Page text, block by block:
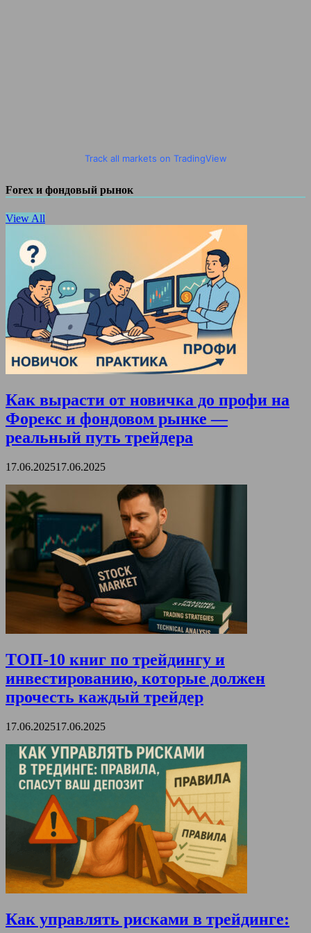
Track all markets on TradingView
Forex и фондовый рынок
View All
Как вырасти от новичка до профи на
Форекс и фондовом рынке —
реальный путь трейдера
17.06.202517.06.2025
ТОП-10 книг по трейдингу и
инвестированию, которые должен
прочесть каждый трейдер
17.06.202517.06.2025
Как управлять рисками в трейдинге: